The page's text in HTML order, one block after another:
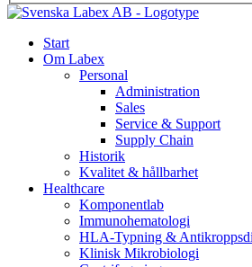
Start
Om Labex
Personal
Administration
Sales
Service & Support
Supply Chain
Historik
Kvalitet & hållbarhet
Healthcare
Komponentlab
Immunohematologi
HLA-Typning &
Klinisk Mikrobiologi